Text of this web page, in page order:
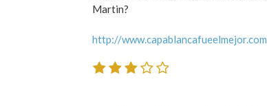
Martin?
http://www.capablancafueelmejor.com